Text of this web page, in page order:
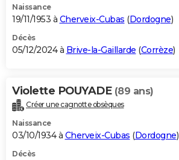
Naissance
19/11/1953 à Cherveix-Cubas (Dordogne)
Décès
05/12/2024 à Brive-la-Gaillarde (Corrèze)
Violette POUYADE (89 ans)
Créer une cagnotte obsèques
Naissance
03/10/1934 à Cherveix-Cubas (Dordogne)
Décès